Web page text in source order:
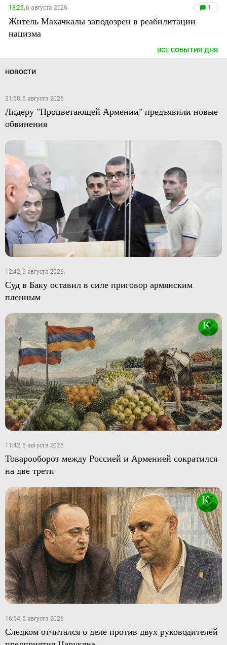
18:25,6 августа 2026 1
Житель Махачкалы заподозрен в реабилитации
нацизма
ВСЕ СОБЫТИЯ ДНЯ
НОВОСТИ
21:58, 6 августа 2026
Лидеру "Процветающей Армении" предъявили новые
обвинения
12:42, 6 августа 2026
Суд в Баку оставил в силе приговор армянским
пленным
11:42, 6 августа 2026
Товарооборот между Россией и Арменией сократился
на две трети
16:54, 5 августа 2026
Следком отчитался о деле против двух руководителей